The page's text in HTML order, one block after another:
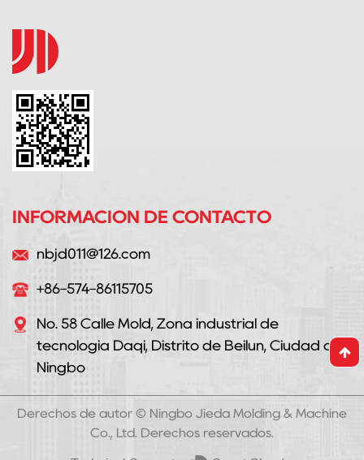
INFORMACIÓN DE CONTACTO
nbjd011@126.com
+86-574-86115705
No. 58 Calle Mold, Zona industrial de
tecnología Daqi, Distrito de Beilun, Ciudad de
Ningbo
Derechos de autor © Ningbo Jieda Molding & Machine
Co., Ltd. Derechos reservados.